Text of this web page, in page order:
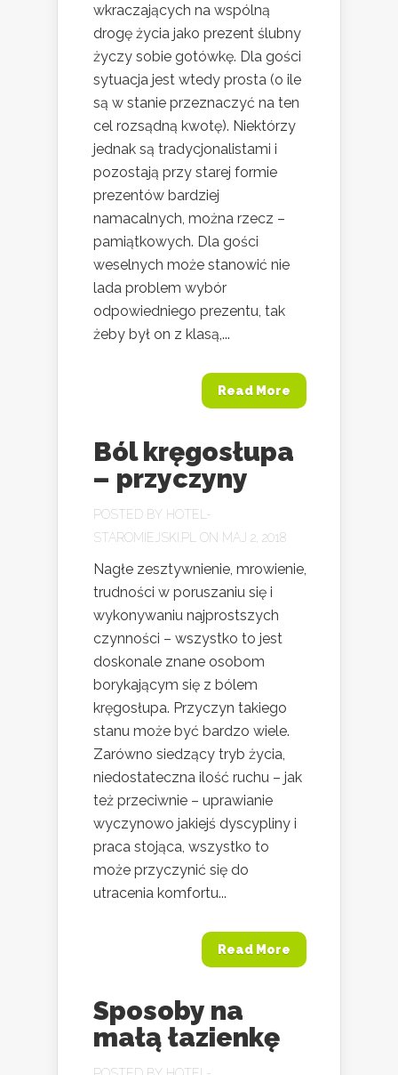
wkraczających na wspólną
drogę życia jako prezent ślubny
życzy sobie gotówkę. Dla gości
sytuacja jest wtedy prosta (o ile
są w stanie przeznaczyć na ten
cel rozsądną kwotę). Niektórzy
jednak są tradycjonalistami i
pozostają przy starej formie
prezentów bardziej
namacalnych, można rzecz –
pamiątkowych. Dla gości
weselnych może stanowić nie
lada problem wybór
odpowiedniego prezentu, tak
żeby był on z klasą,...
Read More
Ból kręgosłupa
– przyczyny
POSTED BY HOTEL-
STAROMIEJSKI.PL
ON MAJ 2, 2018
Nagłe zesztywnienie, mrowienie,
trudności w poruszaniu się i
wykonywaniu najprostszych
czynności – wszystko to jest
doskonale znane osobom
borykającym się z bólem
kręgosłupa. Przyczyn takiego
stanu może być bardzo wiele.
Zarówno siedzący tryb życia,
niedostateczna ilość ruchu – jak
też przeciwnie – uprawianie
wyczynowo jakiejś dyscypliny i
praca stojąca, wszystko to
może przyczynić się do
utracenia komfortu...
Read More
Sposoby na
małą łazienkę